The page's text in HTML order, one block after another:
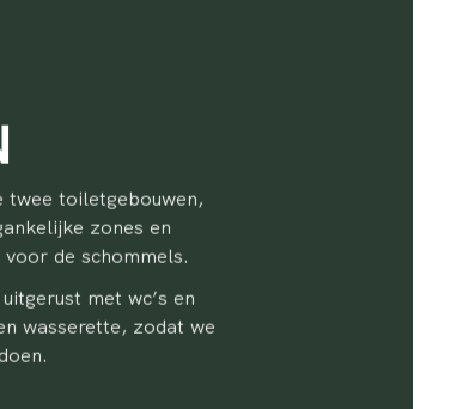
twee toiletgebouwen,
zones en
de schommels.
met wc’s en
wasserette, zodat we